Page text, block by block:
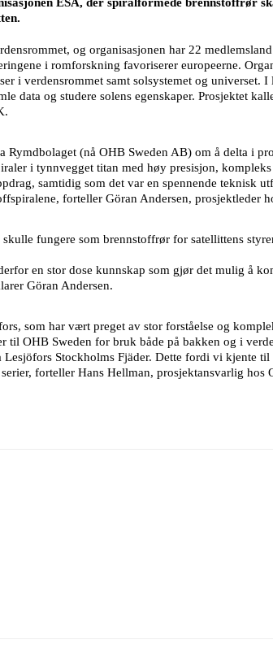
og organisasjonen har 22
i romforskning favoriserer europeerne.
i verdensrommet samt solsystemet og universet.
data og studere solens egenskaper. Prosjektet
(nå OHB Sweden AB) om å delta i
i tynnvegget titan med høy presisjon,
samtidig som det var en spennende teknisk
forteller Göran Andersen, prosjektleder
fungere som brennstoffrør for satellittens
en stor dose kunnskap som gjør det mulig å
Göran Andersen.
som har vært preget av stor forståelse og
OHB Sweden for bruk både på bakken og i
Stockholms Fjäder. Dette fordi vi kjente
forteller Hans Hellman, prosjektansvarlig hos